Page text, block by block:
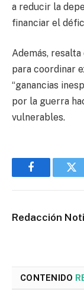
a reducir la
financiar el
Además,
para coordinar
“ganancias
por la guerra
vulnerables.
Facebook
Redacción
CONTENIDO